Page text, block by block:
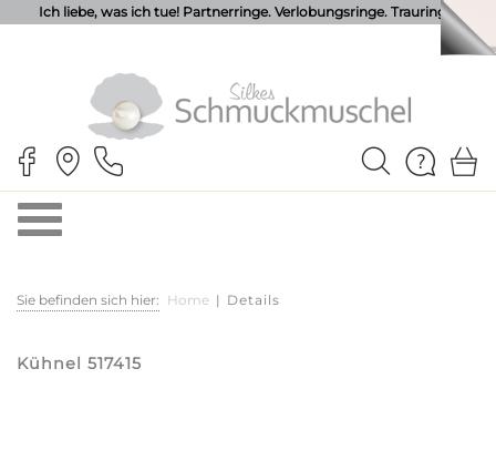
Ich liebe, was ich tue! Partnerringe. Verlobungsringe. Trauringe.
Sie befinden sich hier: Home | Details
Kühnel 517415